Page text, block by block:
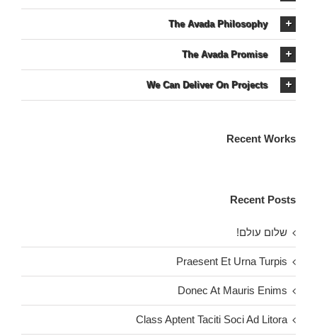
The Avada Philosophy
The Avada Promise
We Can Deliver On Projects
Recent Works
Recent Posts
שלום עולם!
Praesent Et Urna Turpis
Donec At Mauris Enims
Class Aptent Taciti Soci Ad Litora